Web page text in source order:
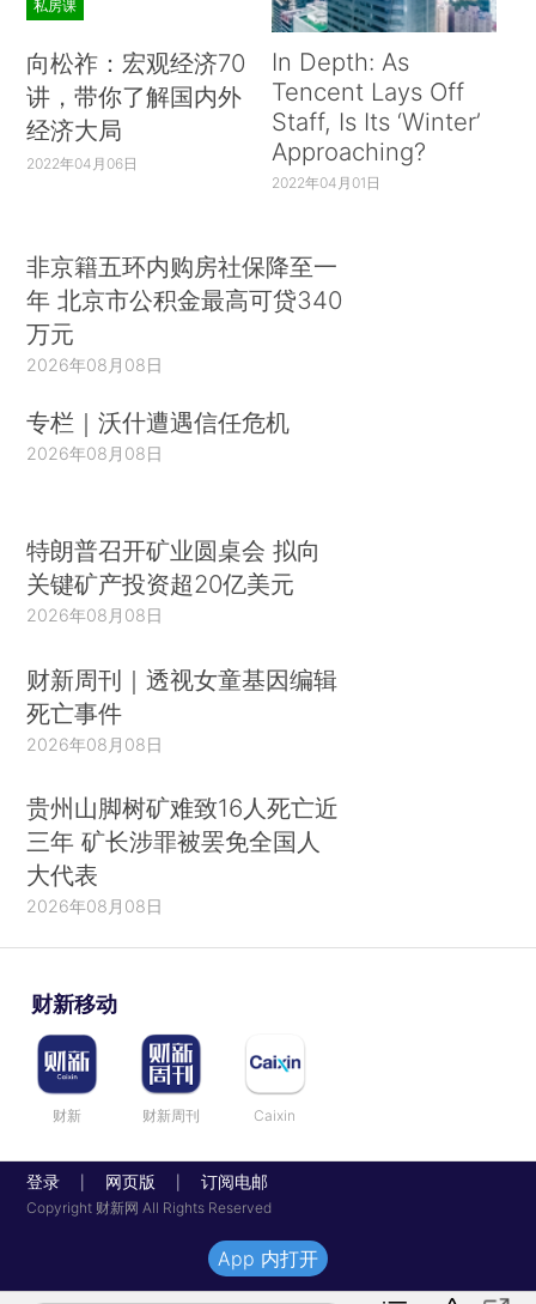
私房课
向松祚：宏观经济70
讲，带你了解国内外
经济大局
2022年04月06日
In Depth: As
Tencent Lays Off
Staff, Is Its ‘Winter’
Approaching?
2022年04月01日
非京籍五环内购房社保降至一
年 北京市公积金最高可贷340
万元
2026年08月08日
专栏｜沃什遭遇信任危机
2026年08月08日
特朗普召开矿业圆桌会 拟向
关键矿产投资超20亿美元
2026年08月08日
财新周刊｜透视女童基因编辑
死亡事件
2026年08月08日
贵州山脚树矿难致16人死亡近
三年 矿长涉罪被罢免全国人
大代表
2026年08月08日
财新移动
财新 财新周刊 Caixin
登录 网页版 订阅电邮
Copyright 财新网 All Rights Reserved
App 内打开